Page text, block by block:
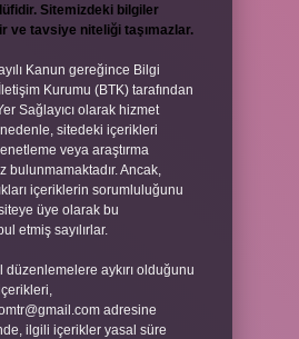
Sitemizdeki bilgiler
ve tavsiye niteliği taşımazlar.
Kanun gereğince Bilgi
Kurumu (BTK) tarafından
Sağlayıcı olarak hizmet
sitedeki içerikleri
veya araştırma
bulunmamaktadır. Ancak,
içeriklerin sorumluluğunu
üye olarak bu
etmiş sayılırlar.
düzenlemelere aykırı olduğunu
adresine
ilgili içerikler yasal süre